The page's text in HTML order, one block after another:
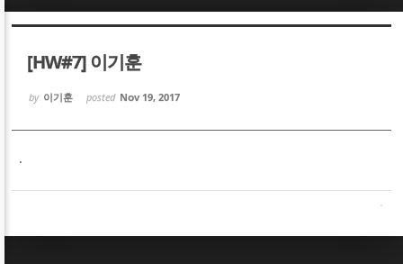
[HW#7] 이기훈
by 이기훈 posted Nov 19, 2017
.
Sketchbook5, 스케치북5
Sketchbook5, 스케치북5
Sketchbook5, 스케치북5
Sketchbook5, 스케치북5